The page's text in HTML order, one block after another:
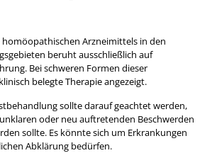
homöopathischen Arzneimittels in den
beruht ausschließlich auf
Bei schweren Formen dieser
belegte Therapie angezeigt.
sollte darauf geachtet werden,
oder neu auftretenden Beschwerden
sollte. Es könnte sich um Erkrankungen
Abklärung bedürfen.